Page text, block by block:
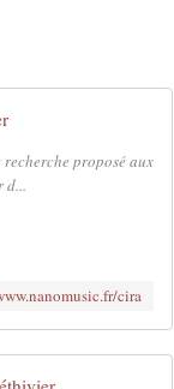
proposé aux
d...
cira